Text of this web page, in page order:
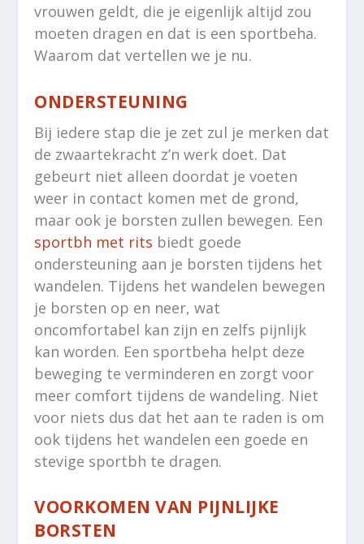
vrouwen geldt, die je eigenlijk altijd zou
moeten dragen en dat is een sportbeha.
Waarom dat vertellen we je nu.
ONDERSTEUNING
Bij iedere stap die je zet zul je merken dat
de zwaartekracht z’n werk doet. Dat
gebeurt niet alleen doordat je voeten
weer in contact komen met de grond,
maar ook je borsten zullen bewegen. Een
sportbh met rits biedt goede
ondersteuning aan je borsten tijdens het
wandelen. Tijdens het wandelen bewegen
je borsten op en neer, wat
oncomfortabel kan zijn en zelfs pijnlijk
kan worden. Een sportbeha helpt deze
beweging te verminderen en zorgt voor
meer comfort tijdens de wandeling. Niet
voor niets dus dat het aan te raden is om
ook tijdens het wandelen een goede en
stevige sportbh te dragen.
VOORKOMEN VAN PIJNLIJKE
BORSTEN